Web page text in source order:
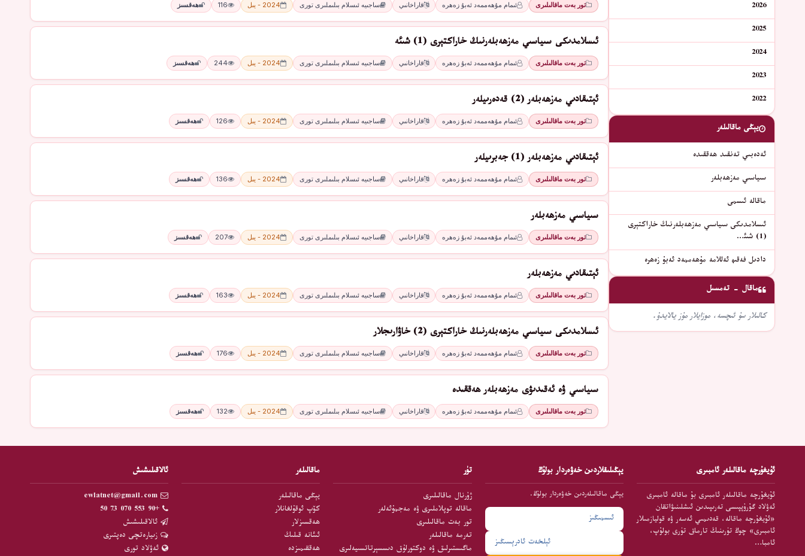
تور بەت ماقالىلىرى ئىمام مۇھەممەد ئەبۇ زەھرە قاراخانىي ساجىيە ئىسلام بىلىملىرى تورى 2024 - يىل 116 ھەقسىز
ئىسلامدىكى سىياسىي مەزھەبلەرنىڭ خاراكتېرى (1) شىئە
تور بەت ماقالىلىرى ئىمام مۇھەممەد ئەبۇ زەھرە قاراخانىي ساجىيە ئىسلام بىلىملىرى تورى 2024 - يىل 244 ھەقسىز
ئېتىقادىي مەزھەبلەر (2) قەدەرىيلەر
تور بەت ماقالىلىرى ئىمام مۇھەممەد ئەبۇ زەھرە قاراخانىي ساجىيە ئىسلام بىلىملىرى تورى 2024 - يىل 126 ھەقسىز
ئېتىقادىي مەزھەبلەر (1) جەبرىيلەر
تور بەت ماقالىلىرى ئىمام مۇھەممەد ئەبۇ زەھرە قاراخانىي ساجىيە ئىسلام بىلىملىرى تورى 2024 - يىل 136 ھەقسىز
سىياسىي مەزھەبلەر
تور بەت ماقالىلىرى ئىمام مۇھەممەد ئەبۇ زەھرە قاراخانىي ساجىيە ئىسلام بىلىملىرى تورى 2024 - يىل 207 ھەقسىز
ئېتىقادىي مەزھەبلەر
تور بەت ماقالىلىرى ئىمام مۇھەممەد ئەبۇ زەھرە قاراخانىي ساجىيە ئىسلام بىلىملىرى تورى 2024 - يىل 163 ھەقسىز
ئىسلامدىكى سىياسىي مەزھەبلەرنىڭ خاراكتېرى (2) خاۋارىجلار
تور بەت ماقالىلىرى ئىمام مۇھەممەد ئەبۇ زەھرە قاراخانىي ساجىيە ئىسلام بىلىملىرى تورى 2024 - يىل 176 ھەقسىز
سىياسىي ۋە ئەقىدىۋى مەزھەبلەر ھەققىدە
تور بەت ماقالىلىرى ئىمام مۇھەممەد ئەبۇ زەھرە قاراخانىي ساجىيە ئىسلام بىلىملىرى تورى 2024 - يىل 132 ھەقسىز
2026
2025
2024
2023
2022
يېڭى ماقالىلەر
ئەدەبىي تەنقىد ھەققىدە
سىياسىي مەزھەبلەر
ماقالە ئىسمى
ئىسلامدىكى سىياسىي مەزھەبلەرنىڭ خاراكتېرى
(1) شىئ…
دادىل فەقىھ ئەللامە مۇھەممەد ئەبۇ زەھرە
ماقال - تەمسىل
كالىلار سۇ ئىچسە، موزايلار مۇز يالايدۇ.
ئۇيغۇرچە ماقالىلەر ئامبىرى
ئۇيغۇرچە ماقالىلەر ئامبىرى بۇ ماقالە ئامبىرى
ئەۋلاد گۇرۇپپىسى تەرىپىدىن ئىشلىنىۋاتقان
«ئۇيغۇرچە ماقالە، قەدىمىي ئەسەر ۋە قوليازمىلار
ئامبىرى» چوڭ تۈرىنىڭ تارماق تۈرى بولۇپ،
ئامبا…
يېڭىلىقلاردىن خەۋەردار بولۇڭ
يېڭى ماقالىلەردىن خەۋەردار بولۇڭ.
تۈر
ژۇرنال ماقالىلىرى
ماقالە توپلاملىرى ۋە مەجمۇئەلەر
تور بەت ماقالىلىرى
تەرمە ماقالىلەر
ماگىستىرلىق ۋە دوكتورلۇق دىسسېرتاتسىيەلىرى
ماقالىلەر
يېڭى ماقالىلەر
كۆپ ئوقۇلغانلار
ھەقسىزلار
ئىئانە قىلىڭ
ھەققىمىزدە
ئالاقىلىشىش
ewlatnet@gmail.com
+90 553 070 73 50
ئالاقىلىشىش
زىيارەتچى دەپتىرى
ئەۋلاد تورى